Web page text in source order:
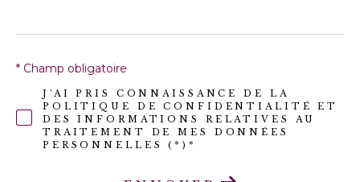
J'AI PRIS CONNAISSANCE DE LA
POLITIQUE DE CONFIDENTIALITÉ ET
DES INFORMATIONS RELATIVES AU
TRAITEMENT DE MES DONNÉES
PERSONNELLES (*)*
* Champ obligatoire